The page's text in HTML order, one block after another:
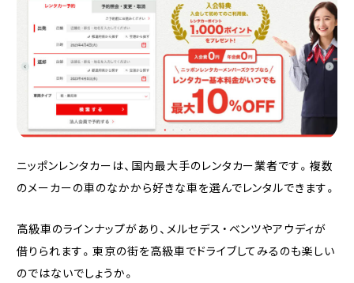
ニッポンレンタカーは、国内最大手のレンタカー業者です。複数
のメーカーの車のなかから好きな車を選んでレンタルできます。
高級車のラインナップがあり、メルセデス・ベンツやアウディが
借りられます。東京の街を高級車でドライブしてみるのも楽しい
のではないでしょうか。